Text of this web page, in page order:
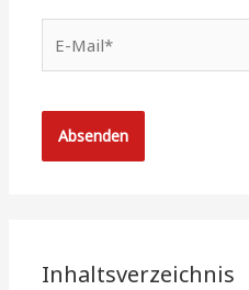
Mail*
Inhaltsverzeichnis